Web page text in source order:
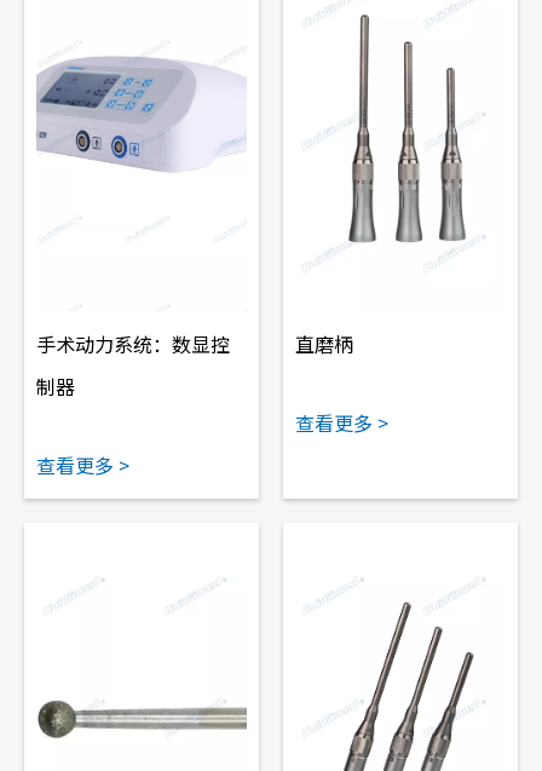
手术动力系统：数显控
制器
查看更多 >
直磨柄
查看更多 >